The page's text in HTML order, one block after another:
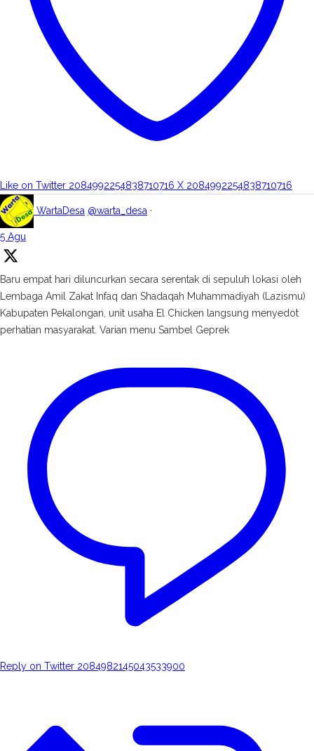
Like on Twitter 2084992254838710716 X 2084992254838710716
WartaDesa @warta_desa ·
5 Agu
Baru empat hari diluncurkan secara serentak di sepuluh lokasi oleh
Lembaga Amil Zakat Infaq dan Shadaqah Muhammadiyah (Lazismu)
Kabupaten Pekalongan, unit usaha El Chicken langsung menyedot
perhatian masyarakat. Varian menu Sambel Geprek
Reply on Twitter 2084982145043533900